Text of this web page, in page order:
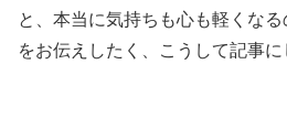
と、本当に気持ちも心も軽くな
をお伝えしたく、こうして記事に